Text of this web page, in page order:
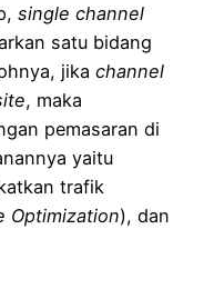
single channel
satu bidang
jika channel
, maka
pemasaran di
yaitu
trafik
Optimization), dan